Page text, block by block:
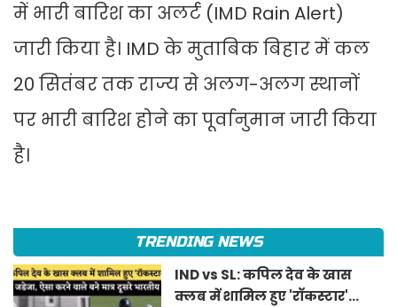
में भारी बारिश का अलर्ट (IMD Rain Alert)
जारी किया है। IMD के मुताबिक बिहार में कल
20 सितंबर तक राज्य से अलग-अलग स्थानों
पर भारी बारिश होने का पूर्वानुमान जारी किया
है।
TRENDING NEWS
IND vs SL: कपिल देव के खास
क्लब में शामिल हुए 'रॉकस्टार'